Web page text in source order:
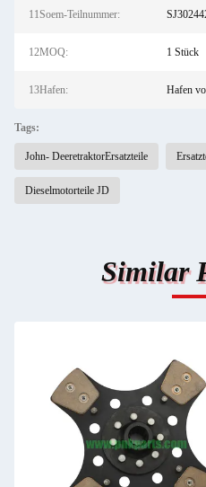
11Soem-Teilnummer:
12MOQ: 1 Stück
13Hafen: Hafen
Tags:
John- DeeretraktorErsatzteile
Dieselmotorteile JD
Similar